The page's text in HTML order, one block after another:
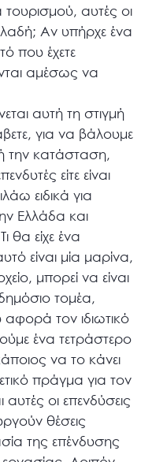
αυτές οι
Αν υπήρχε ένα
που έχετε
αμέσως να
αυτή τη στιγμή
για να βάλουμε
την κατάσταση,
είτε είναι
ειδικά για
Ελλάδα και
θα είχε ένα
είναι μία μαρίνα,
μπορεί να είναι
τομέα,
αφορά τον ιδιωτικό
ένα τετράστερο
να το κάνει
πράγμα για τον
οι επενδύσεις
θέσεις
της επένδυσης